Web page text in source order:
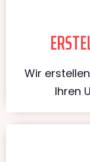
Wir
Ihren